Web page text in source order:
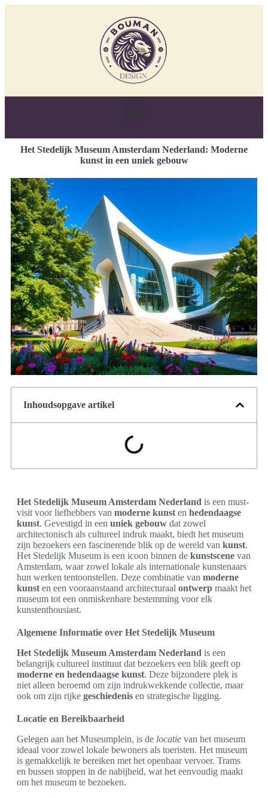
Het Stedelijk Museum Amsterdam Nederland: Moderne
kunst in een uniek gebouw
Inhoudsopgave artikel
Het Stedelijk Museum Amsterdam Nederland is een must-
visit voor liefhebbers van moderne kunst en hedendaagse
kunst. Gevestigd in een uniek gebouw dat zowel
architectonisch als cultureel indruk maakt, biedt het museum
zijn bezoekers een fascinerende blik op de wereld van kunst.
Het Stedelijk Museum is een icoon binnen de kunstscene van
Amsterdam, waar zowel lokale als internationale kunstenaars
hun werken tentoonstellen. Deze combinatie van moderne
kunst en een vooraanstaand architecturaal ontwerp maakt het
museum tot een onmiskenbare bestemming voor elk
kunstenthousiast.
Algemene Informatie over Het Stedelijk Museum
Het Stedelijk Museum Amsterdam Nederland is een
belangrijk cultureel instituut dat bezoekers een blik geeft op
moderne en hedendaagse kunst. Deze bijzondere plek is
niet alleen beroemd om zijn indrukwekkende collectie, maar
ook om zijn rijke geschiedenis en strategische ligging.
Locatie en Bereikbaarheid
Gelegen aan het Museumplein, is de locatie van het museum
ideaal voor zowel lokale bewoners als toeristen. Het museum
is gemakkelijk te bereiken met het openbaar vervoer. Trams
en bussen stoppen in de nabijheid, wat het eenvoudig maakt
om het museum te bezoeken.